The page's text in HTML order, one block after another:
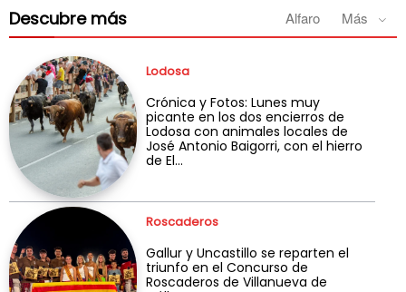
Descubre más Alfaro Más
Lodosa
Crónica y Fotos: Lunes muy
picante en los dos encierros de
Lodosa con animales locales de
José Antonio Baigorri, con el hierro
de El...
Roscaderos
Gallur y Uncastillo se reparten el
triunfo en el Concurso de
Roscaderos de Villanueva de